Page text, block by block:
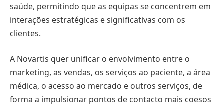
saúde, permitindo que as equipas se concentrem em
interações estratégicas e significativas com os
clientes.
A Novartis quer unificar o envolvimento entre o
marketing, as vendas, os serviços ao paciente, a área
médica, o acesso ao mercado e outros serviços, de
forma a impulsionar pontos de contacto mais coesos